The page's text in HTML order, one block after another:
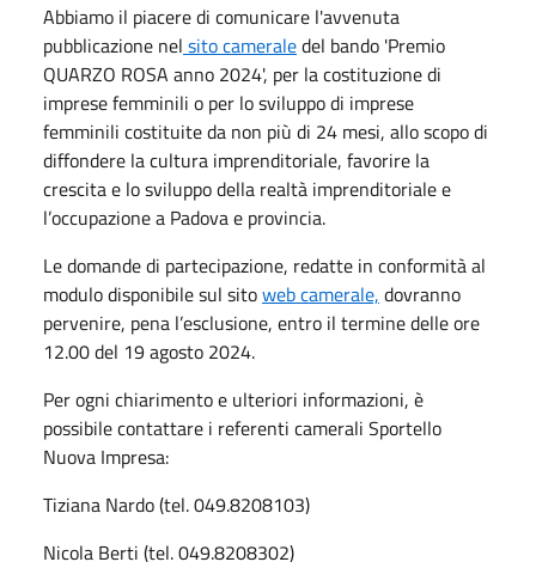
Abbiamo il piacere di comunicare l'avvenuta
pubblicazione nel sito cameraledel bando 'Premio
QUARZO ROSA anno 2024', per la costituzione di
imprese femminili o per lo sviluppo di imprese
femminili costituite da non più di 24 mesi, allo scopo di
diffondere la cultura imprenditoriale, favorire la
crescita e lo sviluppo della realtà imprenditoriale e
l’occupazione a Padova e provincia.
Le domande di partecipazione, redatte in conformità al
modulo disponibile sul sitoweb camerale, dovranno
pervenire, pena l’esclusione, entro il termine delle ore
12.00 del 19 agosto 2024.
Per ogni chiarimento e ulteriori informazioni, è
possibile contattare i referenti camerali Sportello
Nuova Impresa:
Tiziana Nardo (tel. 049.8208103)
Nicola Berti (tel. 049.8208302)